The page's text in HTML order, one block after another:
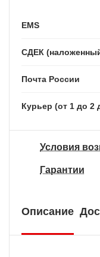
EMS
СДЕК
Почта России
Курьер (от 1 до 2
Условия
Гарантии
Описание